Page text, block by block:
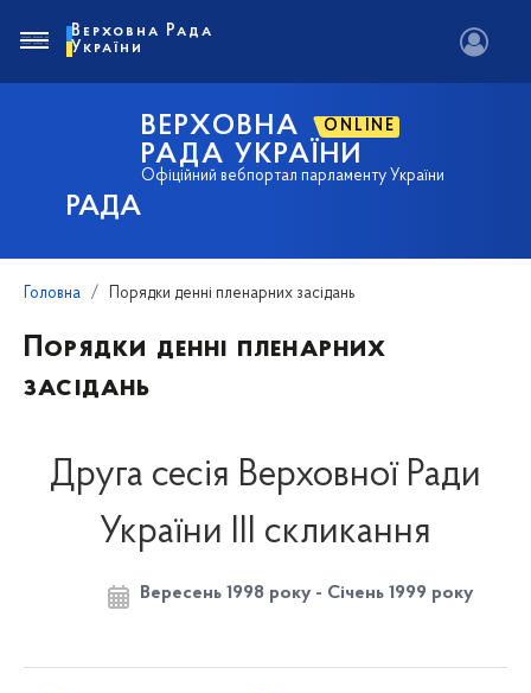
РАДА
ВЕРХОВНА ONLINE
РАДА УКРАЇНИ
Офіційний вебпортал парламенту України
Верховна Рада
України
Головна Порядки денні пленарних засідань
Порядки денні пленарних
засідань
Друга сесія Верховної Ради
України III скликання
Вересень 1998 року - Січень 1999 року